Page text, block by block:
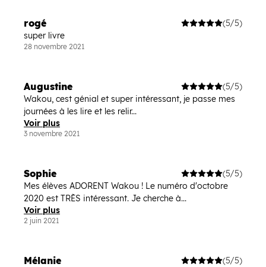
rogé
(5/5)
super livre
28 novembre 2021
Augustine
(5/5)
Wakou, cest génial et super intéressant, je passe mes
journées à les lire et les relir...
Voir plus
3 novembre 2021
Sophie
(5/5)
Mes élèves ADORENT Wakou ! Le numéro d'octobre
2020 est TRÈS intéressant. Je cherche à...
Voir plus
2 juin 2021
Mélanie
(5/5)